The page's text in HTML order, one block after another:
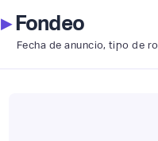
▸Fondeo
Fecha de anuncio, tipo de